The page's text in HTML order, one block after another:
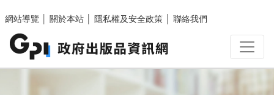
網站導覽
關於本站 隱私權及安全政策 聯絡我們